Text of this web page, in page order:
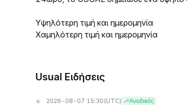
Υψηλότερη τιμή και ημερομηνία
Χαμηλότερη τιμή και ημερομηνία
Usual Ειδήσεις
2026-08-07 15:30 (UTC) Ανοδικός